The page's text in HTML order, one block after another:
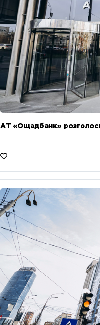
АТ «Ощадбанк»